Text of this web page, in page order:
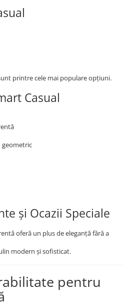
printre cele mai populare opțiuni.
Casual
geometric
și Ocazii Speciale
oferă un plus de eleganță fără a
modern și sofisticat.
pentru